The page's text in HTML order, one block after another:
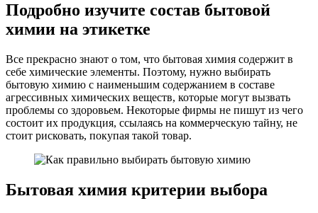
Подробно изучите состав бытовой
химии на этикетке
Все прекрасно знают о том, что бытовая химия содержит в
себе химические элементы. Поэтому, нужно выбирать
бытовую химию с наименьшим содержанием в составе
агрессивных химических веществ, которые могут вызвать
проблемы со здоровьем. Некоторые фирмы не пишут из чего
состоит их продукция, ссылаясь на коммерческую тайну, не
стоит рисковать, покупая такой товар.
Бытовая химия критерии выбора